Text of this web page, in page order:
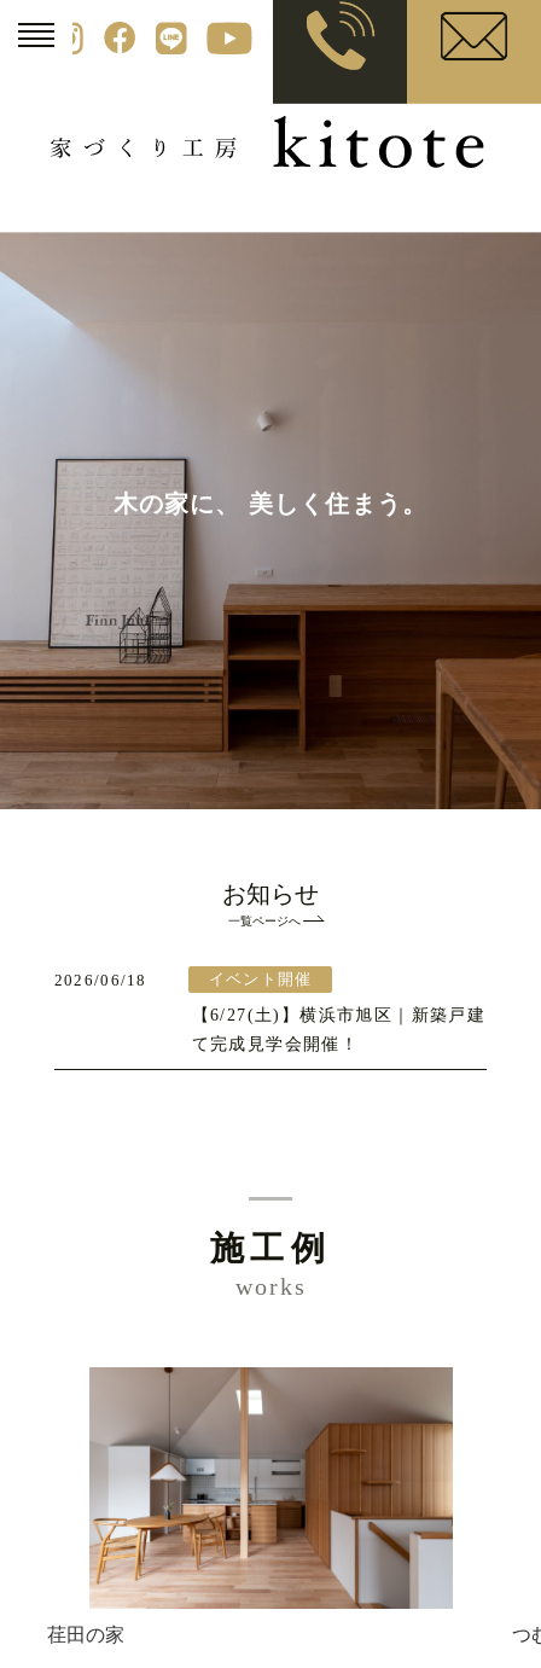
木の家に、 美しく住まう。
お知らせ
一覧ページへ
2026/06/18
イベント開催
【6/27(土)】横浜市旭区｜新築戸建
て完成見学会開催！
施工例
works
荏田の家 つ